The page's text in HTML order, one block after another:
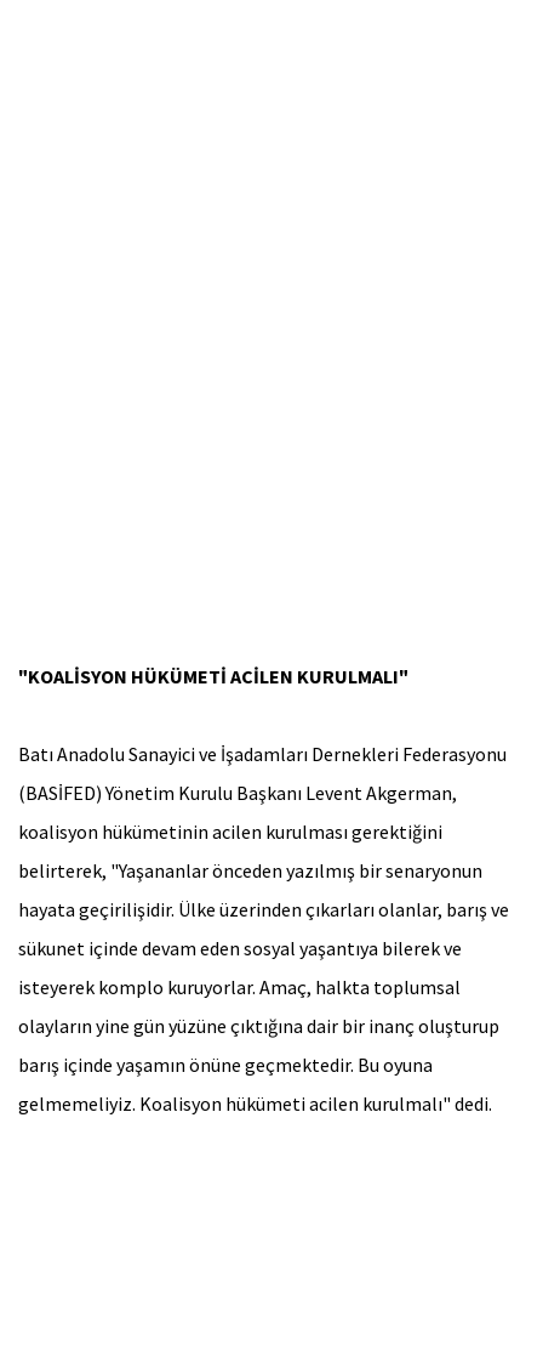
"KOALİSYON HÜKÜMETİ ACİLEN KURULMALI"
Batı Anadolu Sanayici ve İşadamları Dernekleri Federasyonu
(BASİFED) Yönetim Kurulu Başkanı Levent Akgerman,
koalisyon hükümetinin acilen kurulması gerektiğini
belirterek, "Yaşananlar önceden yazılmış bir senaryonun
hayata geçirilişidir. Ülke üzerinden çıkarları olanlar, barış ve
sükunet içinde devam eden sosyal yaşantıya bilerek ve
isteyerek komplo kuruyorlar. Amaç, halkta toplumsal
olayların yine gün yüzüne çıktığına dair bir inanç oluşturup
barış içinde yaşamın önüne geçmektedir. Bu oyuna
gelmemeliyiz. Koalisyon hükümeti acilen kurulmalı" dedi.